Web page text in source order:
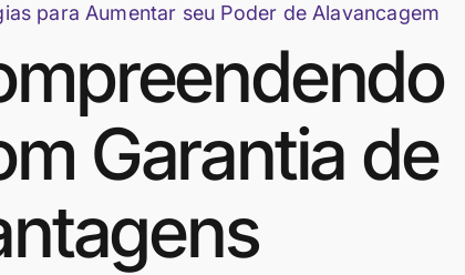
para Aumentar seu Poder de Alavancagem
Garantia de